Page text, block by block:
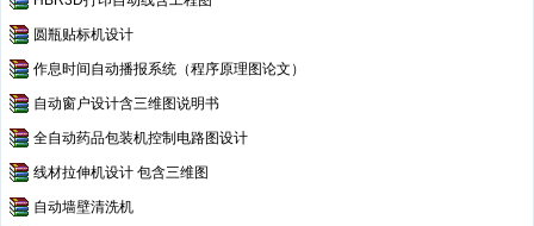
圆瓶贴标机设计
作息时间自动播报系统（程序原理图论文）
自动窗户设计含三维图说明书
全自动药品包装机控制电路图设计
线材拉伸机设计 包含三维图
自动墙壁清洗机